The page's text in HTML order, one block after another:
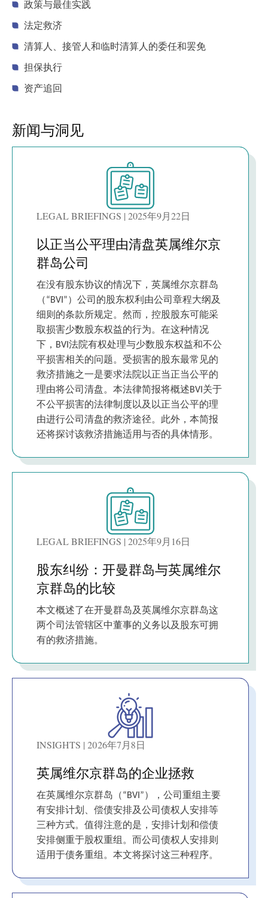
政策与最佳实践
法定救济
清算人、接管人和临时清算人的委任和罢免
担保执行
资产追回
新闻与洞见
LEGAL BRIEFINGS | 2025年9月22日
以正当公平理由清盘英属维尔京
群岛公司
在没有股东协议的情况下，英属维尔京群岛
（“BVI”）公司的股东权利由公司章程大纲及
细则的条款所规定。然而，控股股东可能采
取损害少数股东权益的行为。在这种情况
下，BVI法院有权处理与少数股东权益和不公
平损害相关的问题。受损害的股东最常见的
救济措施之一是要求法院以正当正当公平的
理由将公司清盘。本法律简报将概述BVI关于
不公平损害的法律制度以及以正当公平的理
由进行公司清盘的救济途径。此外，本简报
还将探讨该救济措施适用与否的具体情形。
LEGAL BRIEFINGS | 2025年9月16日
股东纠纷：开曼群岛与英属维尔
京群岛的比较
本文概述了在开曼群岛及英属维尔京群岛这
两个司法管辖区中董事的义务以及股东可拥
有的救济措施。
INSIGHTS | 2026年7月8日
英属维尔京群岛的企业拯救
在英属维尔京群岛（“BVI”），公司重组主要
有安排计划、偿债安排及公司债权人安排等
三种方式。值得注意的是，安排计划和偿债
安排侧重于股权重组。而公司债权人安排则
适用于债务重组。本文将探讨这三种程序。